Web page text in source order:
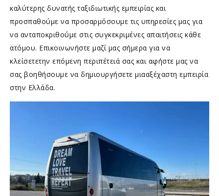
καλύτερης δυνατής ταξιδιωτικής εμπειρίας και
προσπαθούμε να προσαρμόσουμε τις υπηρεσίες μας για
να ανταποκριθούμε στις συγκεκριμένες απαιτήσεις κάθε
ατόμου. Επικοινωνήστε μαζί μας σήμερα για να
κλείσετετην επόμενη περιπέτειά σας και αφήστε μας να
σας βοηθήσουμε να δημιουργήσετε μιααξέχαστη εμπειρία
στην Ελλάδα.